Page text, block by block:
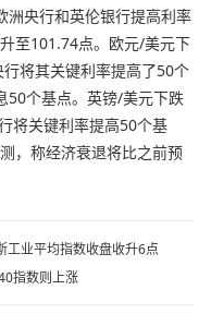
洲央行和英伦银行提高利率
至101.74点。欧元/美元下
将其关键利率提高了50个
50个基点。英镑/美元下跌
将关键利率提高50个基
，称经济衰退将比之前预
工业平均指数收盘收升6点
指数则上涨